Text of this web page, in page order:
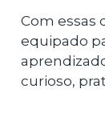
Com essas
equipado
curioso,